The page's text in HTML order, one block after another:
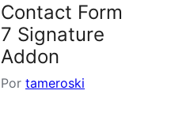
Contact Form
7 Signature
Addon
Por tameroski